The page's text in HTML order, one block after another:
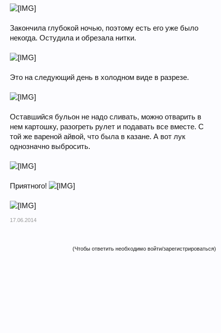
Закончила глубокой ночью, поэтому есть его уже было
некогда. Остудила и обрезала нитки.
Это на следующий день в холодном виде в разрезе.
Оставшийся бульон не надо сливать, можно отварить в
нем картошку, разогреть рулет и подавать все вместе. С
той же вареной айвой, что была в казане. А вот лук
однозначно выбросить.
Приятного!
17.06.2014
(Чтобы ответить необходимо войти/зарегистрироваться)